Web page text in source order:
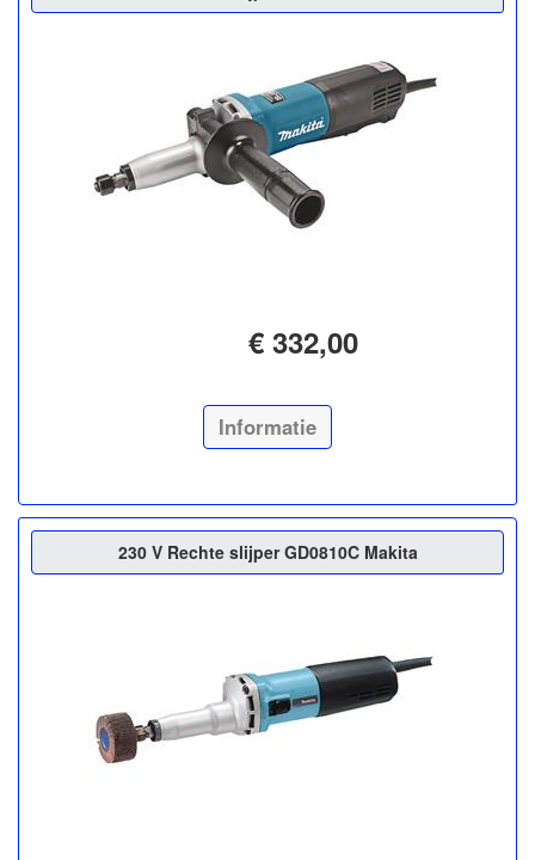
€ 332,00
Informatie
230 V Rechte slijper GD0810C Makita